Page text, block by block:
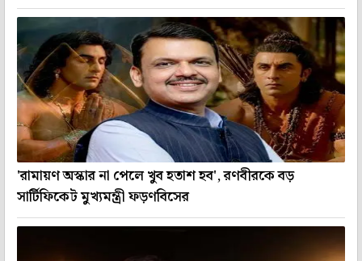
'রামায়ণ অস্কার না পেলে খুব হতাশ হব', রণবীরকে বড়
সার্টিফিকেট মুখ্যমন্ত্রী ফড়ণবিসের